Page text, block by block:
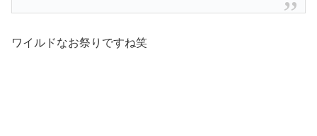
ワイルドなお祭りですね笑